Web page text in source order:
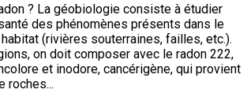
? La géobiologie consiste à étudier
des phénomènes présents dans le
(rivières souterraines, failles, etc.).
on doit composer avec le radon 222,
et inodore, cancérigène, qui provient
roches...